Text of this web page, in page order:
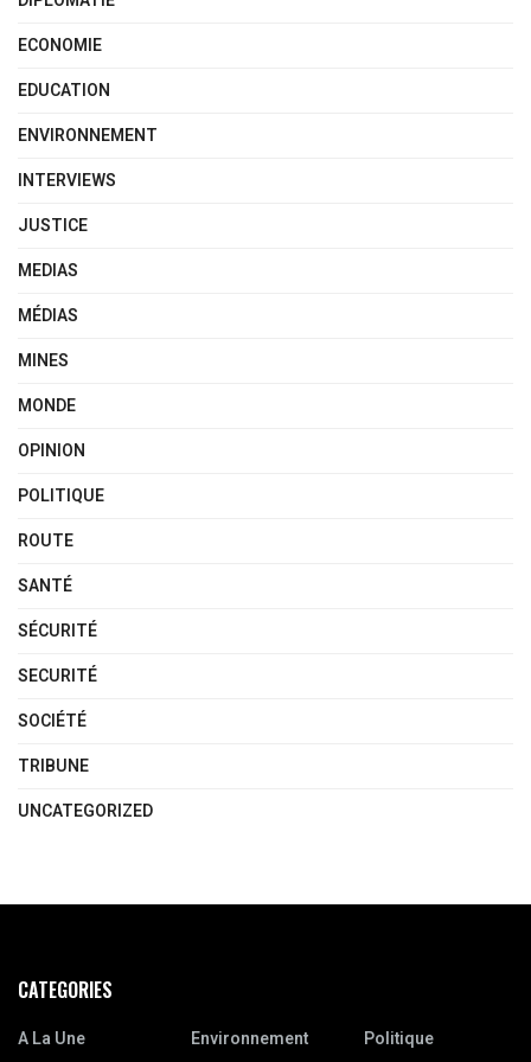
ECONOMIE
EDUCATION
ENVIRONNEMENT
INTERVIEWS
JUSTICE
MEDIAS
MÉDIAS
MINES
MONDE
OPINION
POLITIQUE
ROUTE
SANTÉ
SÉCURITÉ
SECURITÉ
SOCIÉTÉ
TRIBUNE
UNCATEGORIZED
CATEGORIES
A La Une Environnement Politique